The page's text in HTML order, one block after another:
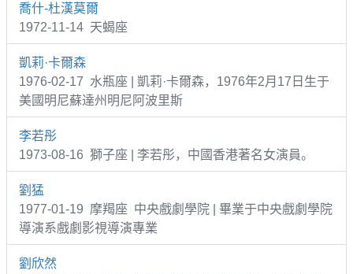
喬什-杜漢莫爾
1972-11-14 天蝎座
凱莉·卡爾森
1976-02-17 水瓶座 | 凱莉·卡爾森，1976年2月17日生于
美國明尼蘇達州明尼阿波里斯
李若彤
1973-08-16 獅子座 | 李若彤，中國香港著名女演員。
劉猛
1977-01-19 摩羯座 中央戲劇學院 | 畢業于中央戲劇學院
導演系戲劇影視導演專業
劉欣然